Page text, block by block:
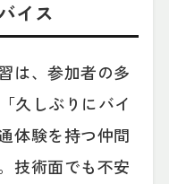
イス
は、参加者の多
久しぶりにバイ
体験を持つ仲間
技術面でも不安